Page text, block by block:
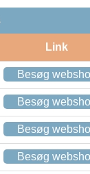
Link
Besøg
Besøg
Besøg
Besøg